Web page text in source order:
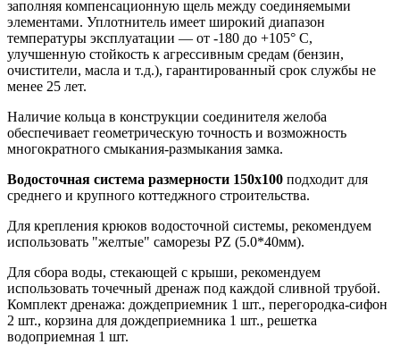
заполняя компенсационную щель между соединяемыми
элементами. Уплотнитель имеет широкий диапазон
температуры эксплуатации — от -180 до +105° С,
улучшенную стойкость к агрессивным средам (бензин,
очистители, масла и т.д.), гарантированный срок службы не
менее 25 лет.
Наличие кольца в конструкции соединителя желоба
обеспечивает геометрическую точность и возможность
многократного смыкания-размыкания замка.
Водосточная система размерности 150х100 подходит для
среднего и крупного коттеджного строительства.
Для крепления крюков водосточной системы, рекомендуем
использовать "желтые" саморезы PZ (5.0*40мм).
Для сбора воды, стекающей с крыши, рекомендуем
использовать точечный дренаж под каждой сливной трубой.
Комплект дренажа: дождеприемник 1 шт., перегородка-сифон
2 шт., корзина для дождеприемника 1 шт., решетка
водоприемная 1 шт.